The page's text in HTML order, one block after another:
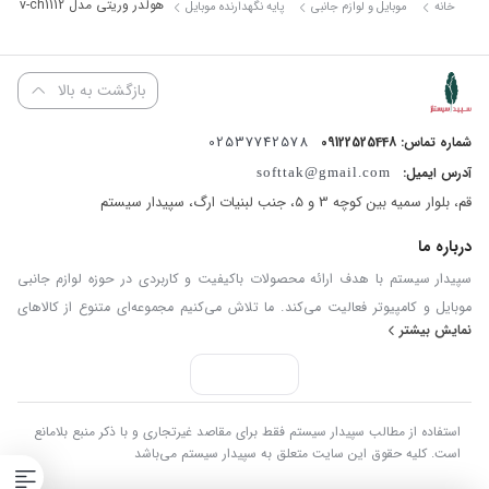
استفاده نکنید.
خانه موبایل و لوازم جانبی پایه نگهدارنده موبایل هولدر وریتی مدل v-ch1112
بازگشت به بالا
شماره تماس: 09122525448 02537742578
آدرس ایمیل: softtak@gmail.com
قم، بلوار سمیه بین کوچه 3 و 5، جنب لبنیات ارگ، سپیدار سیستم
درباره ما
سپیدار سیستم با هدف ارائه محصولات باکیفیت و کاربردی در حوزه لوازم جانبی
موبایل و کامپیوتر فعالیت می‌کند. ما تلاش می‌کنیم مجموعه‌ای متنوع از کالاهای
به‌روز و استاندارد را فراهم کنیم تا تجربه‌ای مطمئن و رضایت‌بخش از خرید آنلاین
داشته باشید. در سپیدار سیستم، کیفیت کالا، قیمت منصفانه و پاسخگویی
مسئولانه سه اصل مهم ما هستند. تمامی سفارش‌ها در کوتاه‌ترین زمان ممکن
پردازش و ارسال می‌شوند و تیم پشتیبانی ما آماده پاسخگویی به سوالات و پیگیری
درخواست‌های شماست. با سپیدار سیستم، خریدی ساده، سریع و مطمئن را تجربه
نمایش بیشتر
استفاده از مطالب سپیدار سیستم فقط برای مقاصد غیرتجاری و با ذکر منبع بلامانع
است. کلیه حقوق این سایت متعلق به سپیدار سیستم می‌باشد